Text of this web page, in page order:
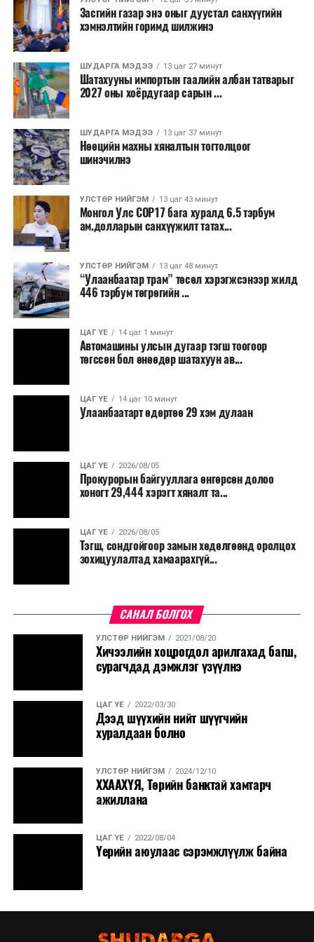
ын Эх орончдын өдөрт зориулан дөрөвдүгээр сарын
гурав дахь Даваа гаригт уламжлал болгон явуулдаг.
Олон улсын марафоны тэмцээнүүд дундаас нэр
хүндээрээ тэргүүлэх энэхүү уралдаанд оролцохын
тулд гүйгчид тодорхой босго хугацаа давсан байх
шаардлагатай нь онцлог юм.
Засгийн газар энэ оныг дуустал санхүүгийн
хэмнэлтийн горимд шилжинэ
ШУДАРГА МЭДЭЭ 13 цаг 27 минут
Шатахууны импортын гаалийн албан татварыг
2027 оны хоёрдугаар сарын ...
ШУДАРГА МЭДЭЭ 13 цаг 37 минут
Нөөцийн махны хяналтын тогтолцоог
шинэчилнэ
УЛСТӨР НИЙГЭМ 13 цаг 43 минут
Монгол Улс COP17 бага хуралд 6.5 тэрбум
ам.долларын санхүүжилт татах...
УЛСТӨР НИЙГЭМ 13 цаг 48 минут
“Улаанбаатар трам” төсөл хэрэгжсэнээр жилд
446 тэрбум төгрөгийн ...
ЦАГ ҮЕ 14 цаг 1 минут
Автомашины улсын дугаар тэгш тоогоор
төгссөн бол өнөөдөр шатахуун ав...
ЦАГ ҮЕ 14 цаг 10 минут
Улаанбаатарт өдөртөө 29 хэм дулаан
ЦАГ ҮЕ 2026/08/05
Прокурорын байгууллага өнгөрсөн долоо
хоногт 29,444 хэрэгт хяналт та...
ЦАГ ҮЕ 2026/08/05
Тэгш, сондгойгоор замын хөдөлгөөнд оролцох
зохицуулалтад хамаарахгүй...
САНАЛ БОЛГОХ
УЛСТӨР НИЙГЭМ 2021/08/20
Хичээлийн хоцрогдол арилгахад багш,
сурагчдад дэмжлэг үзүүлнэ
ЦАГ ҮЕ 2022/03/30
Дээд шүүхийн нийт шүүгчийн
хуралдаан болно
УЛСТӨР НИЙГЭМ 2024/12/10
ХХААХҮЯ, Төрийн банктай хамтарч
ажиллана
ЦАГ ҮЕ 2022/08/04
Үерийн аюулаас сэрэмжлүүлж байна